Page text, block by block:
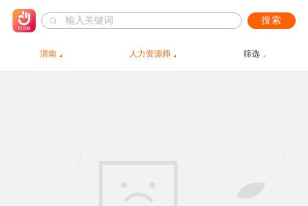
搜索
渭南 人力资源师 筛选